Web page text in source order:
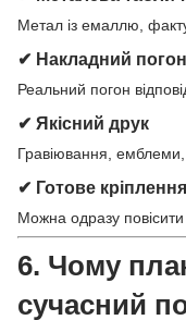
Метал із емаллю,
✔ Накладний погон
Реальний погон
✔ Якісний друк
Гравіювання, емблеми,
✔ Готове кріплення
Можна одразу повісити
6. Чому
сучасний